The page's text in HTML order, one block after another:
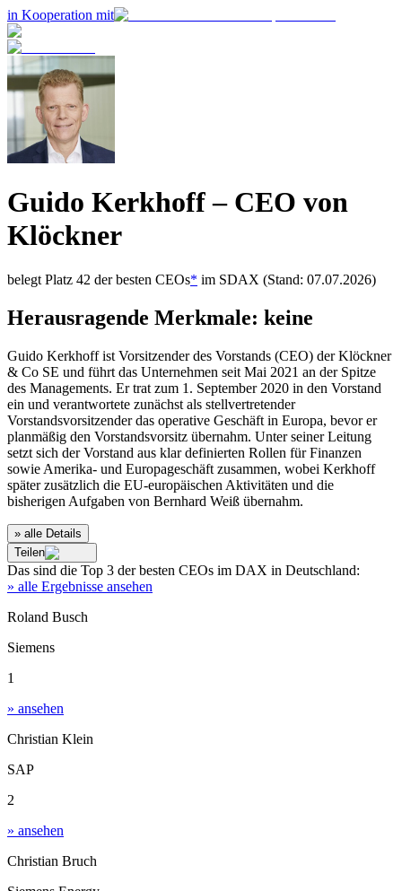
in Kooperation mit
Guido Kerkhoff– CEO von
Klöckner
belegt Platz 42 der besten CEOs* im SDAX (Stand: 07.07.2026)
Herausragende Merkmale: keine
Guido Kerkhoff ist Vorsitzender des Vorstands (CEO) der Klöckner
& Co SE und führt das Unternehmen seit Mai 2021 an der Spitze
des Managements. Er trat zum 1. September 2020 in den Vorstand
ein und verantwortete zunächst als stellvertretender
Vorstandsvorsitzender das operative Geschäft in Europa, bevor er
planmäßig den Vorstandsvorsitz übernahm. Unter seiner Leitung
setzt sich der Vorstand aus klar definierten Rollen für Finanzen
sowie Amerika- und Europageschäft zusammen, wobei Kerkhoff
später zusätzlich die EU-europäischen Aktivitäten und die
bisherigen Aufgaben von Bernhard Weiß übernahm.
» alle Details
Teilen
Das sind die Top 3 der besten CEOs im DAX in Deutschland:
» alle Ergebnisse ansehen
Roland Busch
Siemens
1
» ansehen
Christian Klein
SAP
2
» ansehen
Christian Bruch